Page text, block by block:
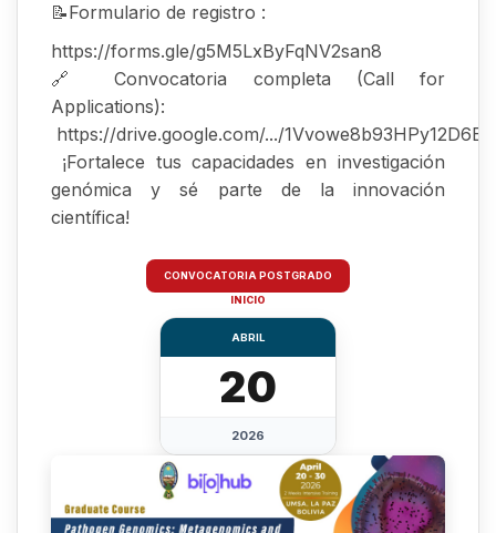
CONVOCATORIA POSTGRADO
INICIO
ABRIL
20
2026
📝Formulario de registro :
https://forms.gle/g5M5LxByFqNV2san8
🔗 Convocatoria completa (Call for
Applications):
https://drive.google.com/.../
¡Fortalece tus capacidades en investigación
genómica y sé parte de la innovación
científica!